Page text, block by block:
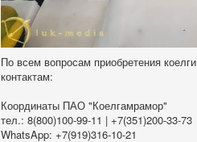
По всем вопросам приобретения
контактам:
Координаты ПАО "Коелгамрамор"
тел.: 8(800)100-99-11 | +7(351)200-33-73
WhatsApp: +7(919)316-10-21